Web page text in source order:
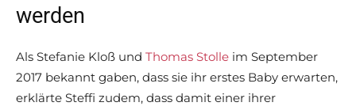
werden
Als Stefanie Kloß und Thomas Stolle im September
2017 bekannt gaben, dass sie ihr erstes Baby erwarten,
erklärte Steffi zudem, dass damit einer ihrer